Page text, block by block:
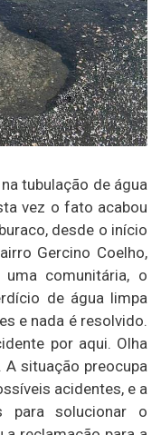
tubulação de água
vez o fato acabou
desde o início
Gercino Coelho,
comunitária, o
de água limpa
e nada é resolvido.
por aqui. Olha
A situação preocupa
acidentes, e a
para solucionar o